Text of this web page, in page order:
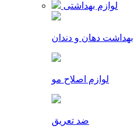
لوازم بهداشتی
بهداشت دهان و دندان
لوازم اصلاح مو
ضد تعریق